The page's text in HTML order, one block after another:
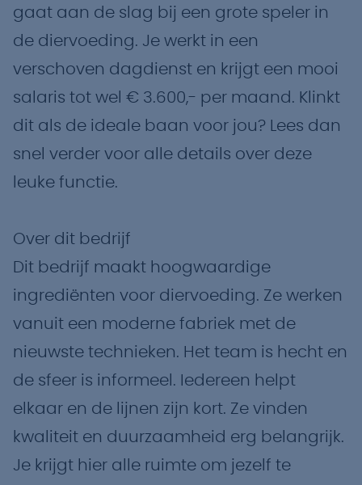
gaat aan de slag bij een grote speler in
de diervoeding. Je werkt in een
verschoven dagdienst en krijgt een mooi
salaris tot wel € 3.600,- per maand. Klinkt
dit als de ideale baan voor jou? Lees dan
snel verder voor alle details over deze
leuke functie.
Over dit bedrijf
Dit bedrijf maakt hoogwaardige
ingrediënten voor diervoeding. Ze werken
vanuit een moderne fabriek met de
nieuwste technieken. Het team is hecht en
de sfeer is informeel. Iedereen helpt
elkaar en de lijnen zijn kort. Ze vinden
kwaliteit en duurzaamheid erg belangrijk.
Je krijgt hier alle ruimte om jezelf te